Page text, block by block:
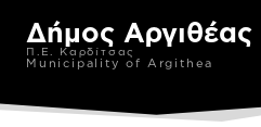
Δήμος Αργιθέας
Π.Ε. Καρδίτσας
Municipality of Argithea